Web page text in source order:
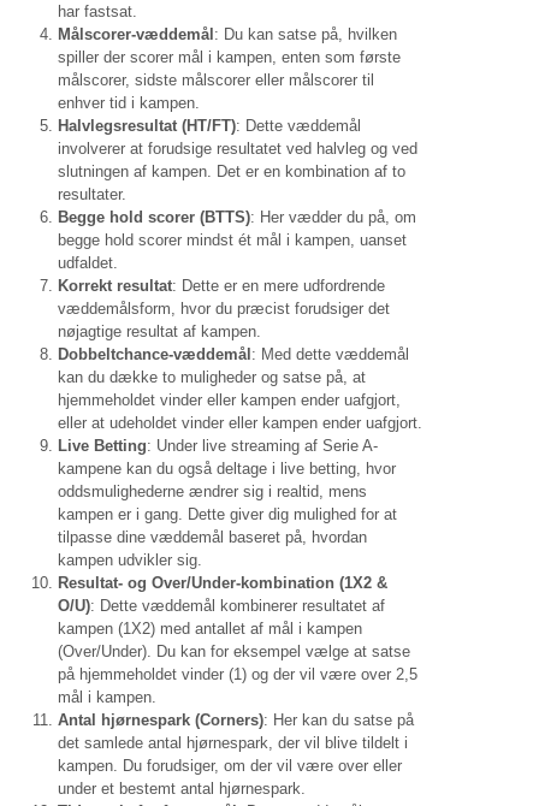
har fastsat.
Målscorer-væddemål : Du kan satse på, hvilken
spiller der scorer mål i kampen, enten som første
målscorer, sidste målscorer eller målscorer til
enhver tid i kampen.
Halvlegsresultat (HT/FT): Dette væddemål
involverer at forudsige resultatet ved halvleg og ved
slutningen af kampen. Det er en kombination af to
resultater.
Begge hold scorer (BTTS): Her vædder du på, om
begge hold scorer mindst ét mål i kampen, uanset
udfaldet.
Korrekt resultat: Dette er en mere udfordrende
væddemålsform, hvor du præcist forudsiger det
nøjagtige resultat af kampen.
Dobbeltchance-væddemål : Med dette væddemål
kan du dække to muligheder og satse på, at
hjemmeholdet vinder eller kampen ender uafgjort,
eller at udeholdet vinder eller kampen ender uafgjort.
Live Betting: Under live streaming af Serie A-
kampene kan du også deltage i live betting, hvor
oddsmulighederne ændrer sig i realtid, mens
kampen er i gang. Dette giver dig mulighed for at
tilpasse dine væddemål baseret på, hvordan
kampen udvikler sig.
Resultat- og Over/Under-kombination (1X2 &
O/U): Dette væddemål kombinerer resultatet af
kampen (1X2) med antallet af mål i kampen
(Over/Under). Du kan for eksempel vælge at satse
på hjemmeholdet vinder (1) og der vil være over 2,5
mål i kampen.
Antal hjørnespark (Corners): Her kan du satse på
det samlede antal hjørnespark, der vil blive tildelt i
kampen. Du forudsiger, om der vil være over eller
under et bestemt antal hjørnespark.